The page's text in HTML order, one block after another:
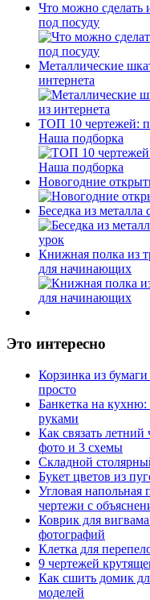
Что можно сделать
под посуду
Металлические
интернета
ТОП 10 чертежей:
Наша подборка
Новогодние
Беседка из
Книжная полка из
для начинающих
Это интересно
Корзинка из
просто
Банкетка на кухню:
руками
Как связать
фото и 3 схемы
Складной
Букет цветов из
Угловая
чертежи с
Коврик для
фотографий
Клетка для
9 чертежей
Как сшить домик
моделей